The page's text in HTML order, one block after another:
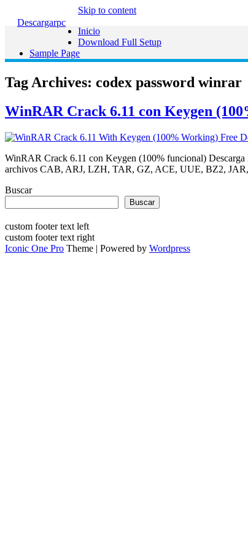
Descargarpc
Skip to content
Inicio
Download Full Setup
Sample Page
Tag Archives: codex password winrar
WinRAR Crack 6.11 con Keygen
WinRAR Crack 6.11 con Keygen (100% funcional)
archivos CAB, ARJ, LZH, TAR, GZ, ACE, UUE, BZ2,
Buscar
Buscar
custom footer text left
custom footer text right
Iconic One Pro Theme | Powered by Wordpress